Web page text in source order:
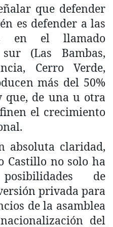
que defender
es defender a las
en el llamado
(Las Bambas,
Cerro Verde,
más del 50%
que, de una u otra
el crecimiento
absoluta claridad,
Castillo no solo ha
de
privada para
de la asamblea
del